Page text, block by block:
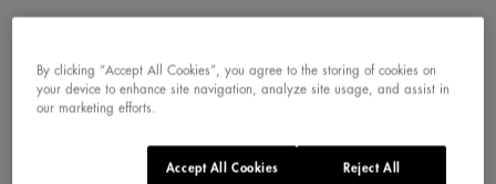
By clicking “Accept All Cookies”, you agree to the storing of cookies on
your device to enhance site navigation, analyze site usage, and assist in
our marketing efforts.
Reject All
Accept All Cookies